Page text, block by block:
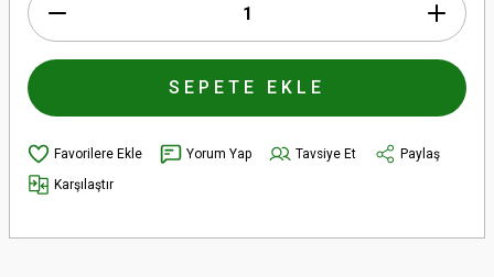
SEPETE EKLE
Yorum Yap Tavsiye Et
Paylaş
Karşılaştır